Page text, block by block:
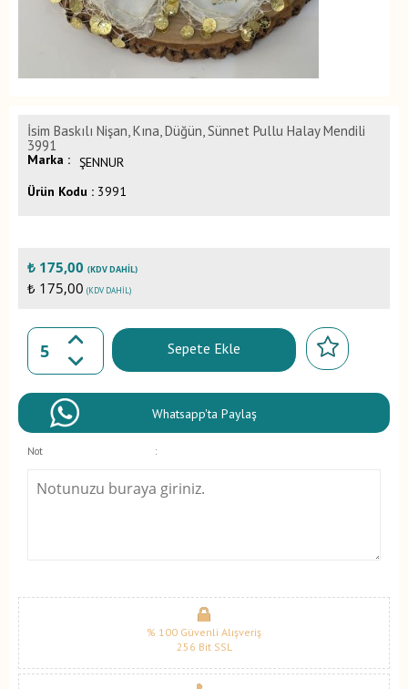
İsim Baskılı Nişan, Kına, Düğün, Sünnet Pullu Halay Mendili
3991
Marka : ŞENNUR
Ürün Kodu : 3991
₺ 175,00 (KDV DAHIL)
₺ 175,00 (KDV DAHIL)
Sepete Ekle
Whatsapp'ta Paylaş
Not :
% 100 Güvenli Alışveriş
256 Bit SSL